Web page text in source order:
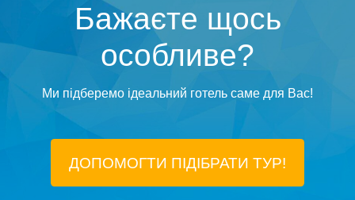
Бажаєте щось
особливе?
Ми підберемо ідеальний готель саме для Вас!
ДОПОМОГТИ ПІДIБРАТИ ТУР!